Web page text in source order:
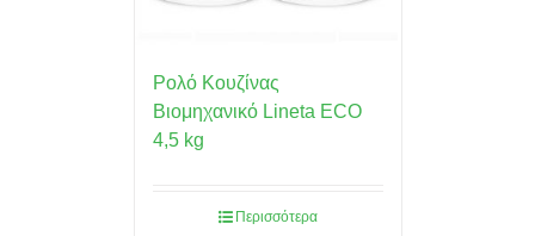
Ρολό Κουζίνας
Βιομηχανικό Lineta ECO
4,5 kg
Περισσότερα